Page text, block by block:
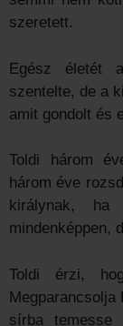
szeretett.
Egész életét
szentelte, de a
amit gondolt és
Toldi három
három éve
királynak,
mindenképpen,
Toldi érzi,
Megparancsolja
sírba